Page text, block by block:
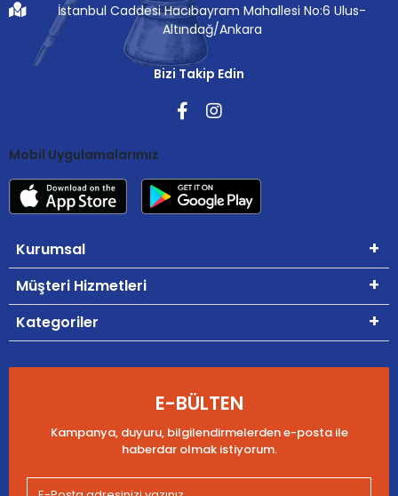
İstanbul Caddesi Hacıbayram Mahallesi No:6 Ulus-
Altındağ/Ankara
Bizi Takip Edin
Mobil Uygulamalarımız
Kurumsal
Müşteri Hizmetleri
Kategoriler
E-BÜLTEN
Kampanya, duyuru, bilgilendirmelerden e-posta ile
haberdar olmak istiyorum.